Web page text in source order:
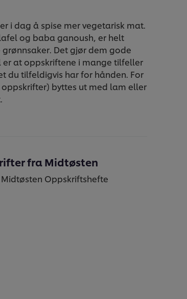
i dag å spise mer vegetarisk mat.
og baba ganoush, er helt
Det gjør dem gode
er at oppskriftene i mange tilfeller
du tilfeldigvis har for hånden. For
byttes ut med lam eller
fra Midtøsten
Oppskriftshefte